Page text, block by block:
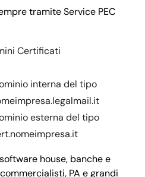
tramite Service PEC
Certificati
interna del tipo
esterna del tipo
house, banche e
PA e grandi